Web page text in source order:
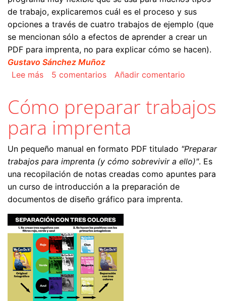
de trabajo, explicaremos cuál es el proceso y sus
opciones a través de cuatro trabajos de ejemplo (que
se mencionan sólo a efectos de aprender a crear un
PDF para imprenta, no para explicar cómo se hacen).
Gustavo Sánchez Muñoz
Lee mássobre Cómo crear un PDF para imprenta con
5 comentarios Añadir comentario
Cómo preparar trabajos
para imprenta
Un pequeño manual en formato PDF titulado "Preparar
trabajos para imprenta (y cómo sobrevivir a ello)". Es
una recopilación de notas creadas como apuntes para
un curso de introducción a la preparación de
documentos de diseño gráfico para imprenta.